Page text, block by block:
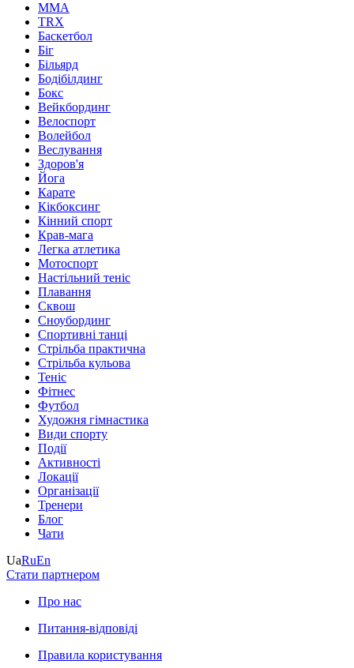
MMA
TRX
Баскетбол
Біг
Більярд
Бодібілдинг
Бокс
Вейкбординг
Велоспорт
Волейбол
Веслування
Здоров'я
Йога
Карате
Кікбоксинг
Кінний спорт
Крав-мага
Легка атлетика
Мотоспорт
Настільний теніс
Плавання
Сквош
Сноубординг
Спортивні танці
Стрільба практична
Стрільба кульова
Теніс
Фітнес
Футбол
Художня гімнастика
Види спорту
Події
Активності
Локації
Організації
Тренери
Блог
Чати
UaRuEn
Стати партнером
Про нас
Питання-відповіді
Правила користування